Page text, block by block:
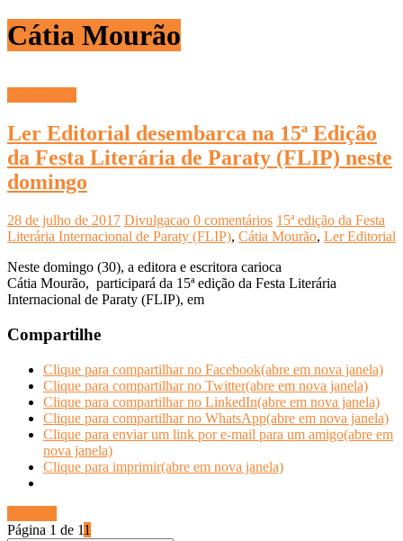
Cátia Mourão
Ler Editorial desembarca na 15ª Edição
da Festa Literária de Paraty (FLIP) neste
domingo
28 de julho de 2017 Divulgacao 0 comentários 15ª edição da Festa
Literária Internacional de Paraty (FLIP), Cátia Mourão, Ler Editorial
Neste domingo (30), a editora e escritora carioca
Cátia Mourão, participará da 15ª edição da Festa Literária
Internacional de Paraty (FLIP), em
Compartilhe
Clique para compartilhar no Facebook(abre em nova janela)
Clique para compartilhar no Twitter(abre em nova janela)
Clique para compartilhar no LinkedIn(abre em nova janela)
Clique para compartilhar no WhatsApp(abre em nova janela)
Clique para enviar um link por e-mail para um amigo(abre em
nova janela)
Clique para imprimir(abre em nova janela)
Página 1 de 11